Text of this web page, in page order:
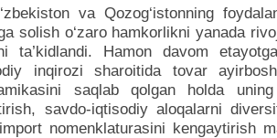
va Qozog‘istonning
solish o‘zaro hamkorlikni yanada
ta’kidlandi. Hamon davom
inqirozi sharoitida tovar
saqlab qolgan holda
savdo-iqtisodiy aloqalarni
nomenklaturasini kengaytirish